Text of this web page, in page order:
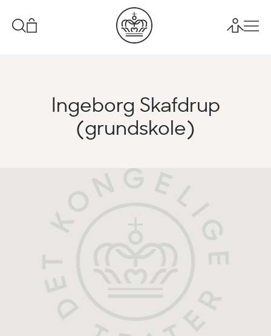
Ingeborg Skafdrup
(grundskole)